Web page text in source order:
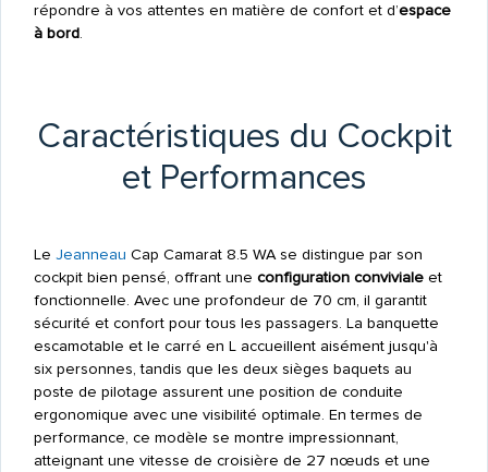
répondre à vos attentes en matière de confort et d’espace
à bord.
Caractéristiques du Cockpit
et Performances
Le Jeanneau Cap Camarat 8.5 WA se distingue par son
cockpit bien pensé, offrant une configuration convivialeet
fonctionnelle. Avec une profondeur de 70 cm, il garantit
sécurité et confort pour tous les passagers. La banquette
escamotable et le carré en L accueillent aisément jusqu'à
six personnes, tandis que les deux sièges baquets au
poste de pilotage assurent une position de conduite
ergonomique avec une visibilité optimale. En termes de
performance, ce modèle se montre impressionnant,
atteignant une vitesse de croisière de 27 nœuds et une